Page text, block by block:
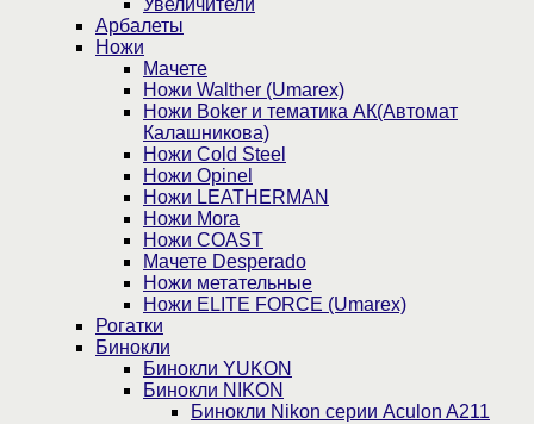
Увеличители
Арбалеты
Ножи
Мачете
Ножи Walther (Umarex)
Ножи Boker и тематика АК(Автомат
Калашникова)
Ножи Cold Steel
Ножи Opinel
Ножи LEATHERMAN
Ножи Mora
Ножи COAST
Мачете Desperado
Ножи метательные
Ножи ELITE FORCE (Umarex)
Рогатки
Бинокли
Бинокли YUKON
Бинокли NIKON
Бинокли Nikon серии Aculon A211